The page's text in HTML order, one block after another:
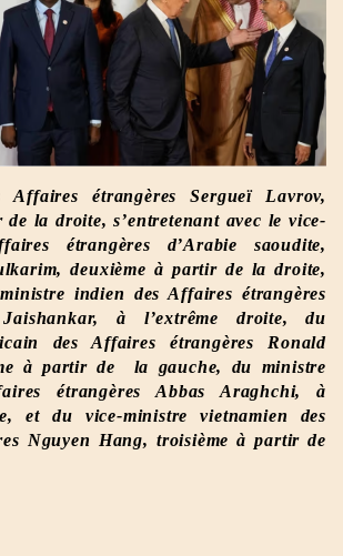
étrangères Sergueï Lavrov,
la droite, s’entretenant avec le vice-
étrangères d’Arabie saoudite,
deuxième à partir de la droite,
indien des Affaires étrangères
Jaishankar, à l’extrême droite, du
des Affaires étrangères Ronald
à partir de la gauche, du ministre
étrangères Abbas Araghchi, à
et du vice-ministre vietnamien des
Nguyen Hang, troisième à partir de